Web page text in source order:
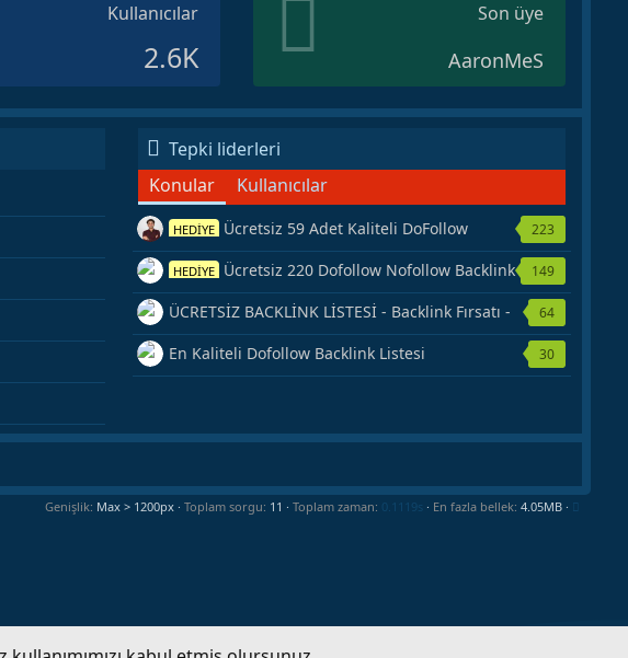
Kullanıcılar
2.6K
Son üye
AaronMeS
Tepki liderleri
Konular
Kullanıcılar
HEDİYE Ücretsiz 59 Adet Kaliteli DoFollow
Backlink Kaynağı Veriyorum.
223
HEDİYE Ücretsiz 220 Dofollow Nofollow Backlink
Veriyorum
149
ÜCRETSİZ BACKLİNK LİSTESİ - Backlink Fırsatı -
Hemen Yetiş!
64
En Kaliteli Dofollow Backlink Listesi 30
Genişlik Toplam sorgu 11 Toplam zaman 0.1119s En fazla bellek 4.05MB